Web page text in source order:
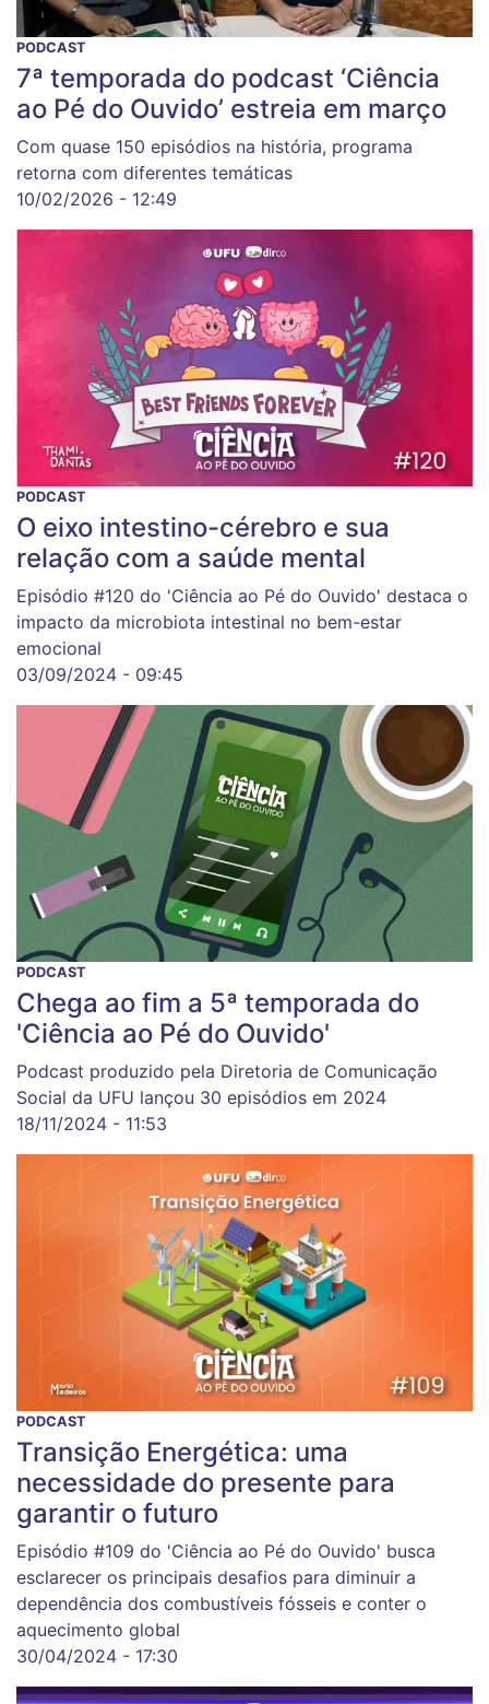
PODCAST
7ª temporada do podcast ‘Ciência
ao Pé do Ouvido’ estreia em março
Com quase 150 episódios na história, programa
retorna com diferentes temáticas
10/02/2026 - 12:49
PODCAST
O eixo intestino-cérebro e sua
relação com a saúde mental
Episódio #120 do 'Ciência ao Pé do Ouvido' destaca o
impacto da microbiota intestinal no bem-estar
emocional
03/09/2024 - 09:45
PODCAST
Chega ao fim a 5ª temporada do
'Ciência ao Pé do Ouvido'
Podcast produzido pela Diretoria de Comunicação
Social da UFU lançou 30 episódios em 2024
18/11/2024 - 11:53
PODCAST
Transição Energética: uma
necessidade do presente para
garantir o futuro
Episódio #109 do 'Ciência ao Pé do Ouvido' busca
esclarecer os principais desafios para diminuir a
dependência dos combustíveis fósseis e conter o
aquecimento global
30/04/2024 - 17:30